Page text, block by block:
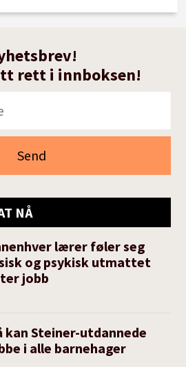
rett i innboksen!
NÅ
lærer føler seg
og psykisk utmattet
jobb
kan Steiner-utdannede
i alle barnehager